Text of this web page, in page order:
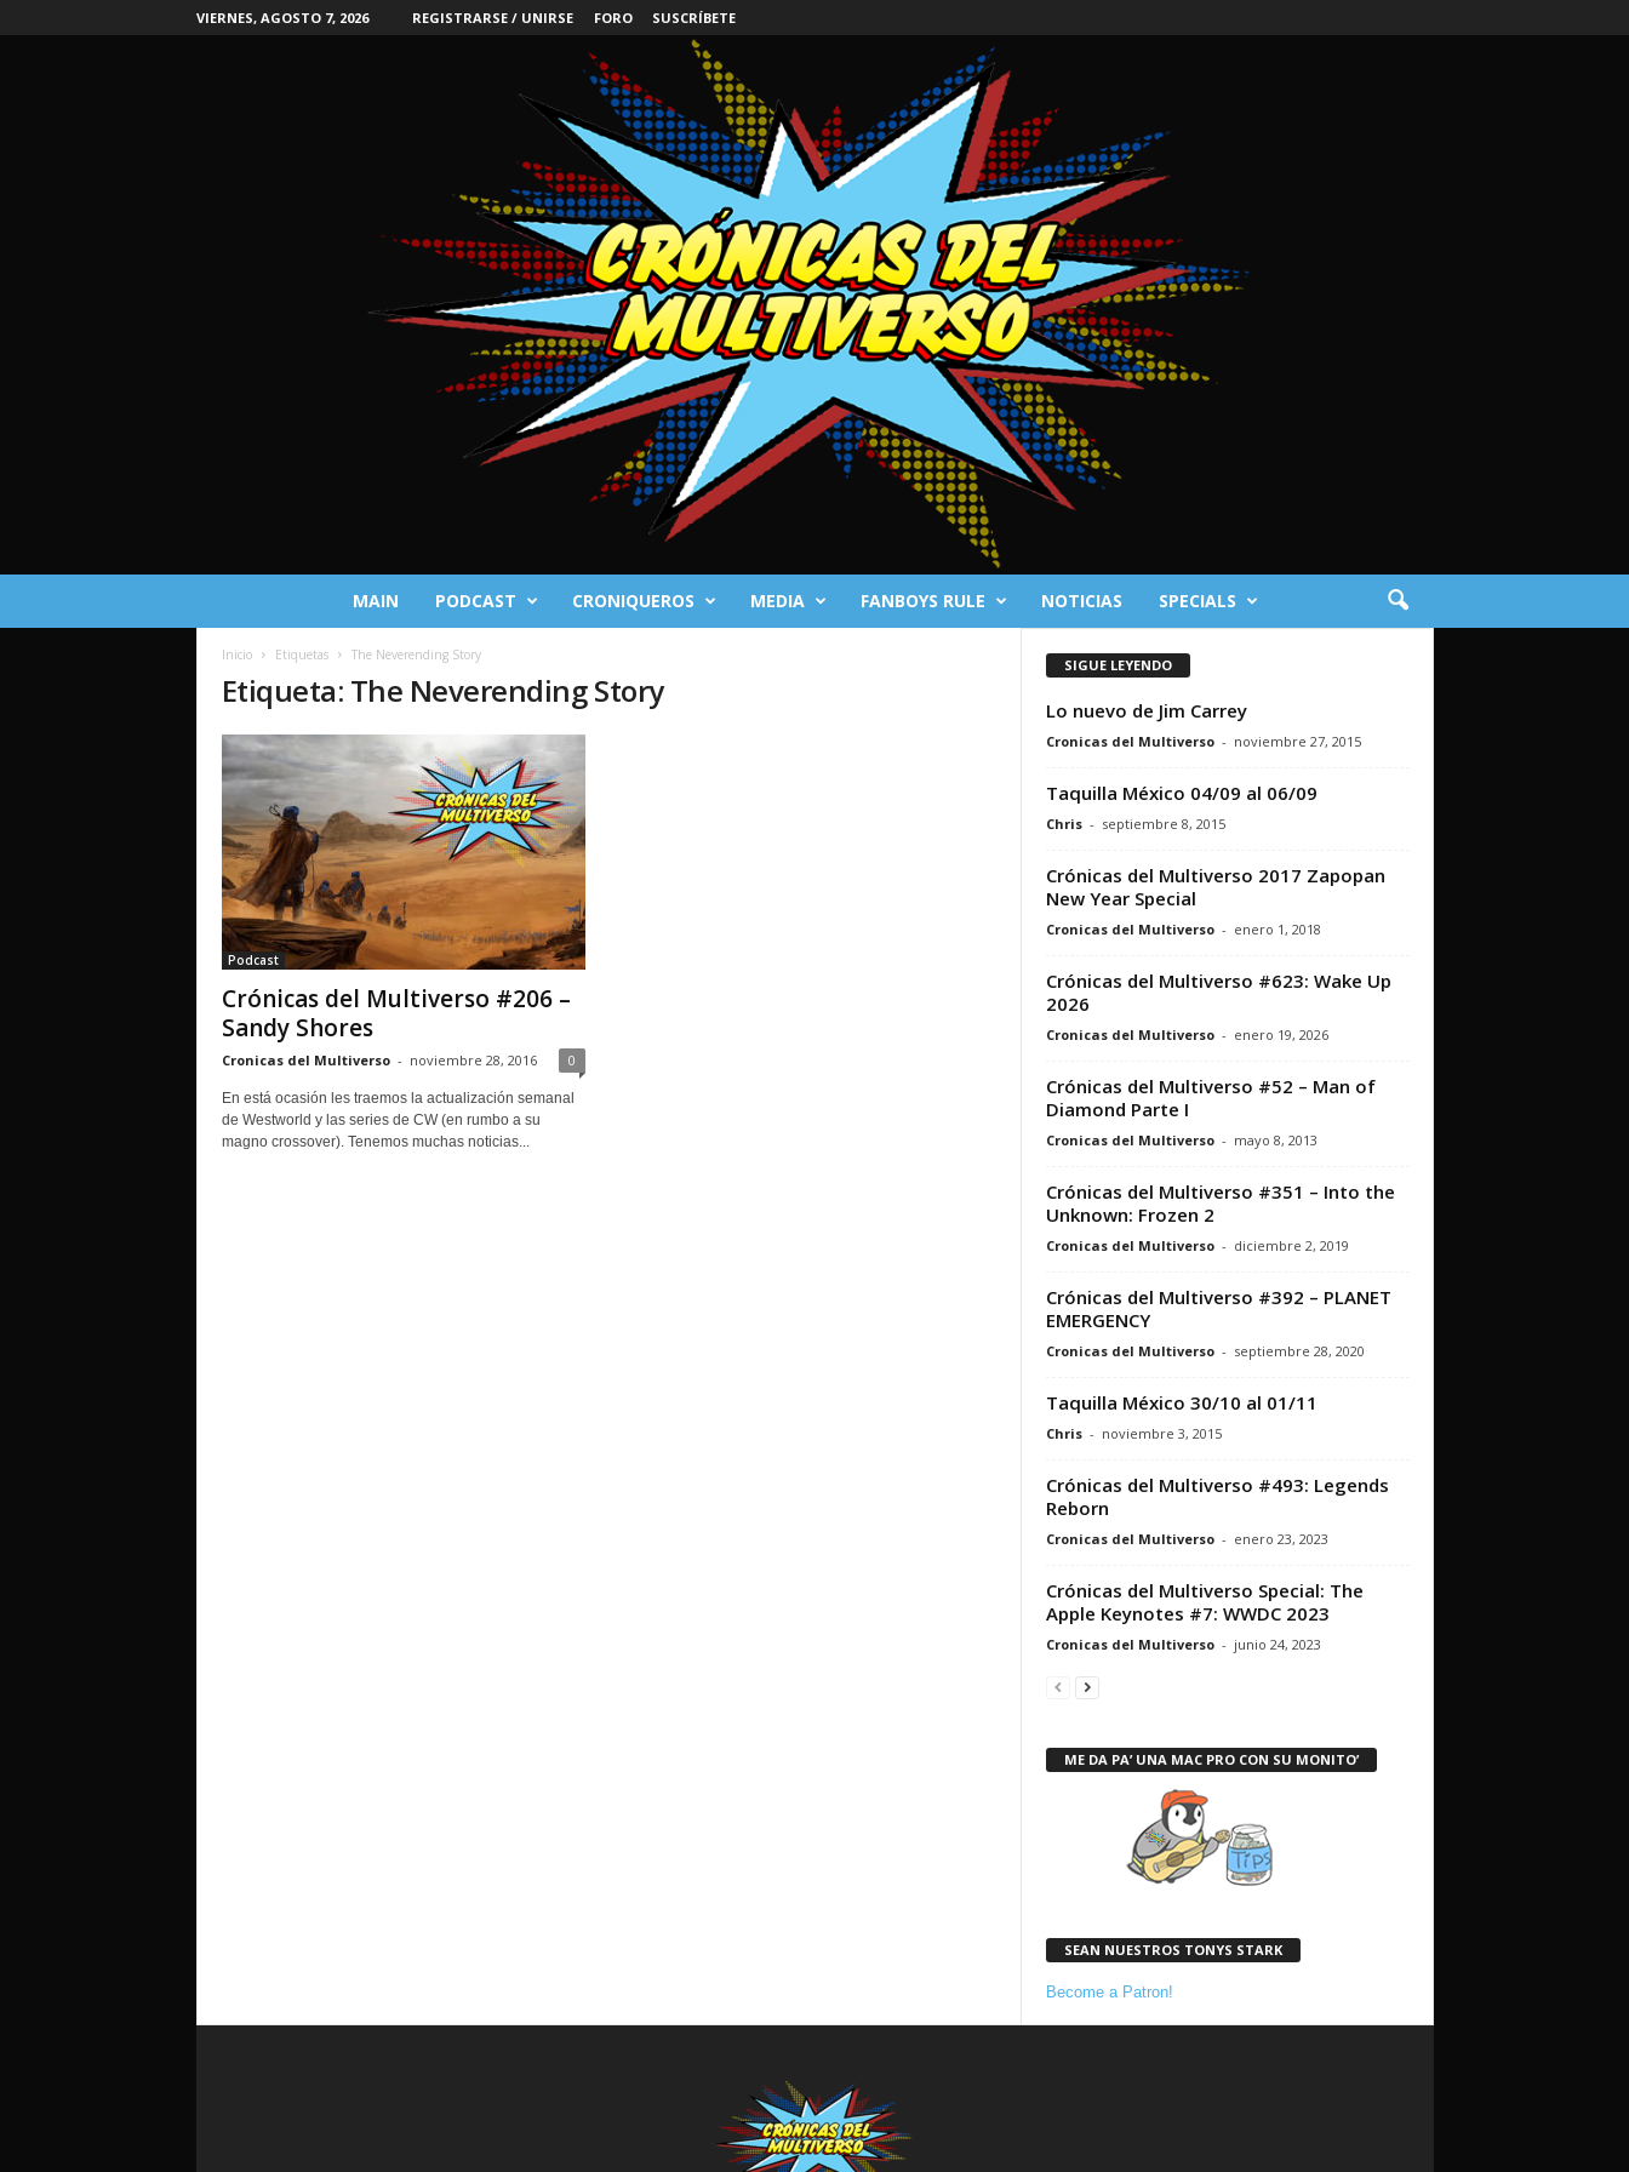
VIERNES, AGOSTO 7, 2026 REGISTRARSE / UNIRSE FORO SUSCRÍBETE
MAIN PODCAST CRONIQUEROS MEDIA FANBOYS RULE NOTICIAS SPECIALS
Inicio Etiquetas The Neverending Story
Etiqueta: The Neverending Story
Podcast
Crónicas del Multiverso #206 –
Sandy Shores
Cronicas del Multiverso - noviembre 28, 2016 0
En está ocasión les traemos la actualización semanal
de Westworld y las series de CW (en rumbo a su
magno crossover). Tenemos muchas noticias...
SIGUE LEYENDO
Lo nuevo de Jim Carrey
Cronicas del Multiverso - noviembre 27, 2015
Taquilla México 04/09 al 06/09
Chris - septiembre 8, 2015
Crónicas del Multiverso 2017 Zapopan
New Year Special
Cronicas del Multiverso - enero 1, 2018
Crónicas del Multiverso #623: Wake Up
2026
Cronicas del Multiverso - enero 19, 2026
Crónicas del Multiverso #52 – Man of
Diamond Parte I
Cronicas del Multiverso - mayo 8, 2013
Crónicas del Multiverso #351 – Into the
Unknown: Frozen 2
Cronicas del Multiverso - diciembre 2, 2019
Crónicas del Multiverso #392 – PLANET
EMERGENCY
Cronicas del Multiverso - septiembre 28, 2020
Taquilla México 30/10 al 01/11
Chris - noviembre 3, 2015
Crónicas del Multiverso #493: Legends
Reborn
Cronicas del Multiverso - enero 23, 2023
Crónicas del Multiverso Special: The
Apple Keynotes #7: WWDC 2023
Cronicas del Multiverso - junio 24, 2023
ME DA PA’ UNA MAC PRO CON SU MONITO’
SEAN NUESTROS TONYS STARK
Become a Patron!